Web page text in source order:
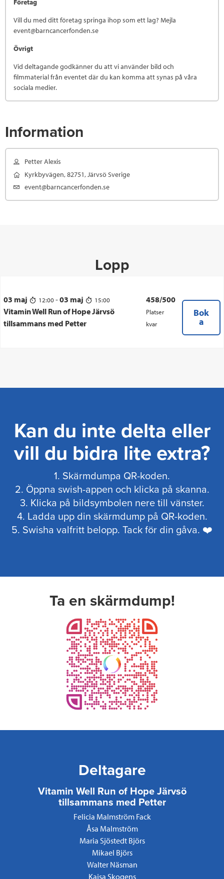
Företag
Vill du med ditt företag springa ihop som ett lag? Mejla
event@barncancerfonden.se
Övrigt
Vid deltagande godkänner du att vi använder bild och
filmmaterial från eventet där du kan komma att synas på våra
sociala medier.
Information
Petter Alexis
Kyrkbyvägen, 82751, Järvsö Sverige
event@barncancerfonden.se
Lopp
03 maj 12:00 -03 maj 15:00
Vitamin Well Run of Hope Järvsö
tillsammans med Petter
458/500
Platser
kvar
Bok
a
Kan du inte delta eller
vill du bidra lite extra?
1. Skärmdumpa QR-koden.
2. Öppna swish-appen och klicka på skanna.
3. Klicka på bildsymbolen nere till vänster.
4. Ladda upp din skärmdump på QR-koden.
5. Swisha valfritt belopp. Tack för din gåva. ❤️
Ta en skärmdump!
Deltagare
Vitamin Well Run of Hope Järvsö
tillsammans med Petter
Felicia Malmström Fack
Åsa Malmström
Maria Sjöstedt Björs
Mikael Björs
Walter Näsman
Kajsa Skogens